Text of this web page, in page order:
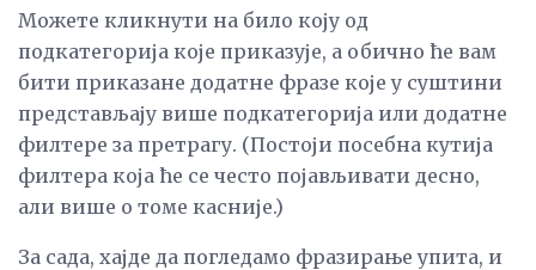
Можете кликнути на било коју од
подкатегорија које приказује, а обично ће вам
бити приказане додатне фразе које у суштини
представљају више подкатегорија или додатне
филтере за претрагу. (Постоји посебна кутија
филтера која ће се често појављивати десно,
али више о томе касније.)
За сада, хајде да погледамо фразирање упита, и